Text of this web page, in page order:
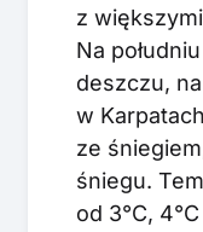
z
Na
deszczu,
w
ze
śniegu.
od 3°C,